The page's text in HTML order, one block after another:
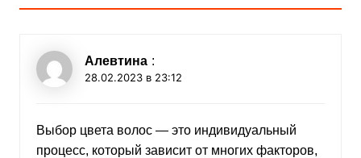
Алевтина :
28.02.2023 в 23:12
Выбор цвета волос — это индивидуальный
процесс, который зависит от многих факторов,